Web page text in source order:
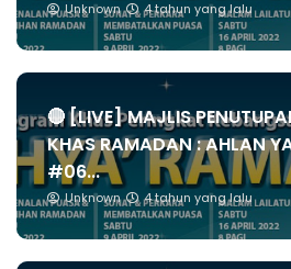
Unknown 4 tahun yang lalu
🔴 [LIVE] MAJLIS
KHAS RAMADAN : AHLAN
#06...
Unknown 4 tahun yang lalu